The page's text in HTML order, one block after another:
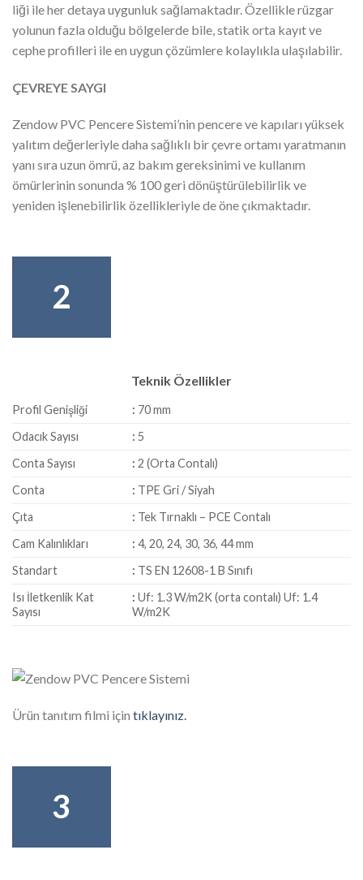
liği ile her detaya uygunluk sağlamaktadır. Özel­likle rüzgar
yolunun fazla olduğu bölgeler­de bile, statik orta kayıt ve
cephe profilleri ile en uygun çözümlere kolaylıkla ulaşılabilir.
ÇEVREYE SAYGI
Zendow PVC Pencere Sistemi’nin pencere ve kapıları yüksek
yalıtım değerleriyle daha sağlıklı bir çevre ortamı yaratmanın
yanı sıra uzun ömrü, az bakım gerek­sinimi ve kullanım
ömürlerinin sonunda % 100 geri dönüştürülebilirlik ve
yeniden işlenebilirlik özel­likleriyle de öne çıkmaktadır.
2
Teknik Özellikler
Profil Genişliği : 70 mm
Odacık Sayısı
: 5
Conta Sayısı
: 2 (Orta Contalı)
Conta
: TPE Gri / Siyah
Çıta
: Tek Tırnaklı – PCE Contalı
Cam Kalınlıkları
: 4, 20, 24, 30, 36, 44 mm
Standart
: TS EN 12608-1 B Sınıfı
Isı İletkenlik Kat
Sayısı
: Uf: 1.3 W/m2K (orta contalı) Uf: 1.4
W/m2K
Ürün tanıtım filmi için tıklayınız.
3